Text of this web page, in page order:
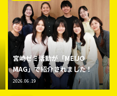
宮崎ゼミ活動が「MEIJO
MAG」で紹介されました！
2026.06.19